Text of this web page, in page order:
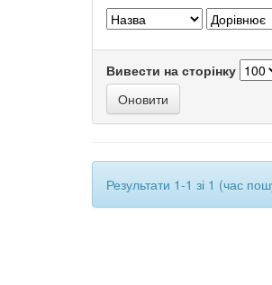
Вивести на сторінку
Результати 1-1 зі 1 (час